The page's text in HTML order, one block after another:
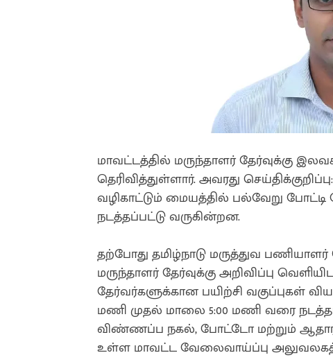
மாவட்டத்தில் மருந்தாளர் தேர்வுக்கு
தெரிவித்துள்ளார். அவரது
வழிகாட்டும் மையத்தில் பல்வேறு போட்டி
நடத்தப்பட்டு வருகின்றன.
தற்போது தமிழ்நாடு மருத்துவ
மருந்தாளர் தேர்வுக்கு அறிவிப்பு
தேர்வர்களுக்கான பயிற்சி வகுப்புகள்
மணி முதல் மாலை 5:00 மணி வரை
விண்ணப்ப நகல், போட்டோ மற்றும் ஆதார்
உள்ள மாவட்ட வேலைவாய்ப்பு